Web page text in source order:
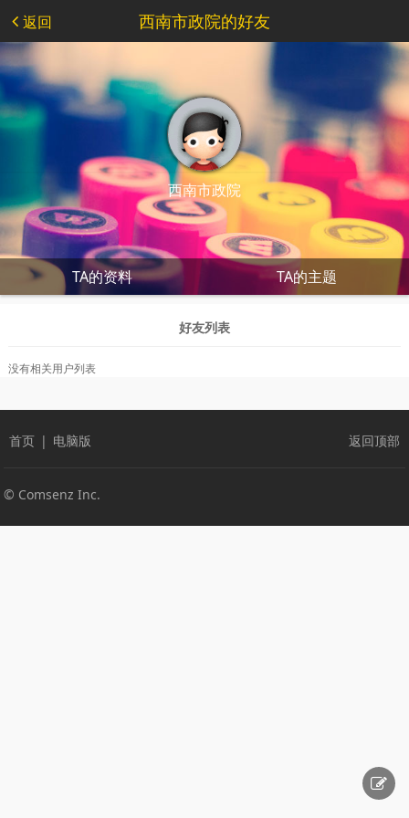
返回 西南市政院的好友
西南市政院
TA的资料 TA的主题
好友列表
没有相关用户列表
首页 | 电脑版 返回顶部
© Comsenz Inc.